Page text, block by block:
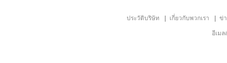
ประวัติบริษัท เกี่ยวกับพวกเรา ข่
อีเมล